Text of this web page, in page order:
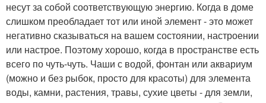
несут за собой соответствующую энергию. Когда в доме
слишком преобладает тот или иной элемент - это может
негативно сказываться на вашем состоянии, настроении
или настрое. Поэтому хорошо, когда в пространстве есть
всего по чуть-чуть. Чаши с водой, фонтан или аквариум
(можно и без рыбок, просто для красоты) для элемента
воды, камни, растения, травы, сухие цветы - для земли,